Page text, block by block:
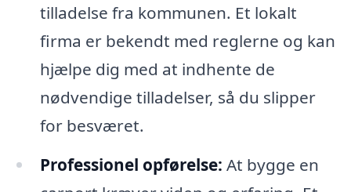
tilladelse fra kommunen. Et lokalt
firma er bekendt med reglerne og kan
hjælpe dig med at indhente de
nødvendige tilladelser, så du slipper
for besværet.
Professionel opførelse: At bygge en